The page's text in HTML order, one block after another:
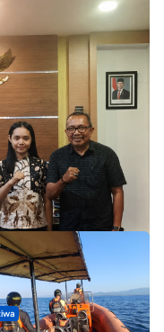
Utara di Gita Bahana